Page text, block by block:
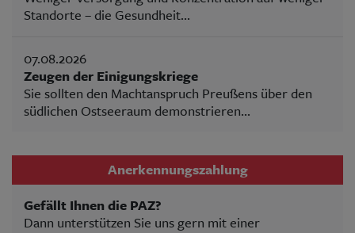
Standorte – die Gesundheit...
07.08.2026
Zeugen der Einigungskriege
Sie sollten den Machtanspruch Preußens über den
südlichen Ostseeraum demonstrieren...
Anerkennungszahlung
Gefällt Ihnen die PAZ?
Dann unterstützen Sie uns gern mit einer